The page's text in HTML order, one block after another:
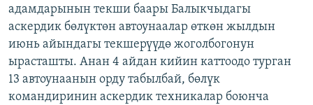
адамдарынын текши баары Балыкчыдагы
аскердик бөлүктөн автоунаалар өткөн жылдын
июнь айындагы текшерүүдө жоголбогонун
ырасташты. Анан 4 айдан кийин каттоодо турган
13 автоунаанын орду табылбай, бөлүк
командиринин аскердик техникалар боюнча